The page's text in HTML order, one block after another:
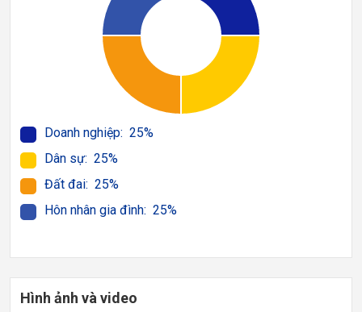
Doanh nghiệp: 25%
Dân sự: 25%
Đất đai: 25%
Hôn nhân gia đình: 25%
Hình ảnh và video